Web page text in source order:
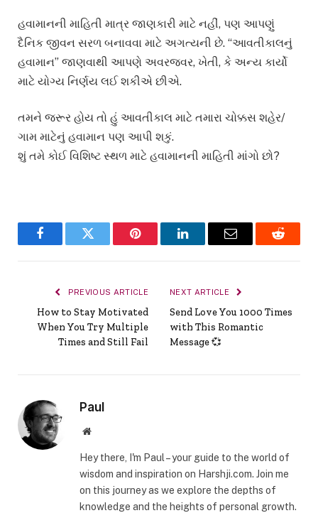
હવામાનની માહિતી માત્ર જાણકારી માટે નહીં, પણ આપણું
દૈનિક જીવન સરળ બનાવવા માટે અગત્યની છે. “આવતીકાલનું
હવામાન” જાણવાથી આપણે અવરજવર, ખેતી, કે અન્ય કાર્યો
માટે યોગ્ય નિર્ણય લઈ શકીએ છીએ.
તમને જરૂર હોય તો હું આવતીકાલ માટે તમારા ચોક્કસ શહેર/
ગામ માટેનું હવામાન પણ આપી શકું.
શું તમે કોઈ વિશિષ્ટ સ્થળ માટે હવામાનની માહિતી માંગો છો?
FacebookTwitter Pinterest LinkedInEmail Reddit
PREVIOUS ARTICLE
How to Stay Motivated
When You Try Multiple
Times and Still Fail
NEXT ARTICLE
Send Love You 1000 Times
with This Romantic
Message 💞
Paul
Website
Hey there, I'm Paul – your guide to the world of
wisdom and inspiration on Harshji.com. Join me
on this journey as we explore the depths of
knowledge and the heights of personal growth.